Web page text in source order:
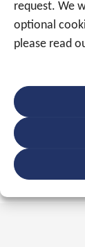
request. We
optional
please read
Prikklok
Track
Andere